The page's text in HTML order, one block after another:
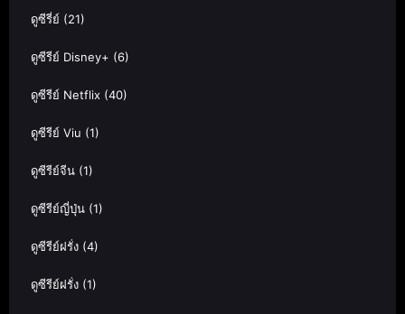
ดูซีรี่ย์ (21)
ดูซีรีย์ Disney+ (6)
ดูซีรีย์ Netflix (40)
ดูซีรีย์ Viu (1)
ดูซีรีย์จีน (1)
ดูซีรีย์ญี่ปุ่น (1)
ดูซีรีย์ฝรั่ง (4)
ดูซีรีย์ฝรั่ง (1)